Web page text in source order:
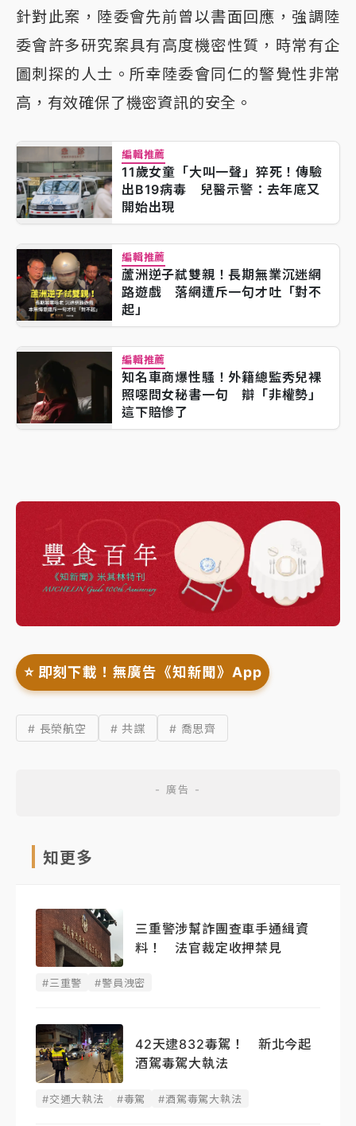
針對此案，陸委會先前曾以書面回應，強調陸
委會許多研究案具有高度機密性質，時常有企
圖刺探的人士。所幸陸委會同仁的警覺性非常
高，有效確保了機密資訊的安全。
編輯推薦
11歲女童「大叫一聲」猝死！傳驗
出B19病毒 兒醫示警：去年底又
開始出現
編輯推薦
蘆洲逆子弒雙親！長期無業沉迷網
路遊戲 落網遭斥一句才吐「對不
起」
編輯推薦
知名車商爆性騷！外籍總監秀兒裸
照噁問女秘書一句 辯「非權勢」
這下賠慘了
⭐️ 即刻下載！無廣告《知新聞》App
# 長榮航空 # 共諜 # 喬思齊
知更多
三重警涉幫詐團查車手通緝資
料！ 法官裁定收押禁見
#三重警 #警員洩密
42天逮832毒駕！ 新北今起
酒駕毒駕大執法
#交通大執法 #毒駕 #酒駕毒駕大執法